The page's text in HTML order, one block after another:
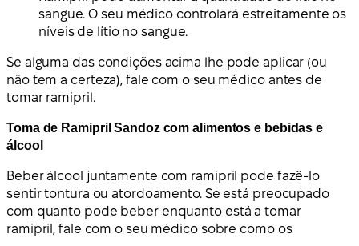
sangue. O seu médico controlará estreitamente os
níveis de lítio no sangue.
Se alguma das condições acima lhe pode aplicar (ou
não tem a certeza), fale com o seu médico antes de
tomar ramipril.
Toma de Ramipril Sandoz com alimentos e bebidas e
álcool
Beber álcool juntamente com ramipril pode fazê-lo
sentir tontura ou atordoamento. Se está preocupado
com quanto pode beber enquanto está a tomar
ramipril, fale com o seu médico sobre como os